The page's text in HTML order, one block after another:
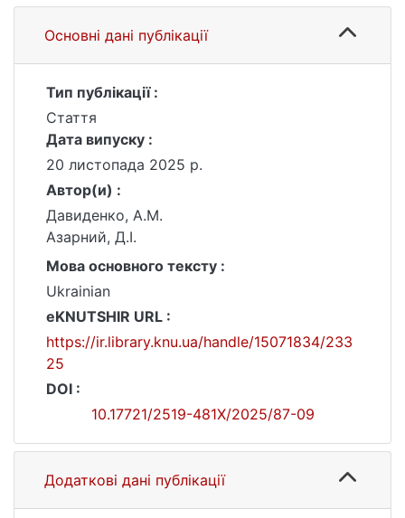
Основні дані публікації
Тип публікації :
Стаття
Дата випуску :
20 листопада 2025 р.
Автор(и) :
Давиденко, А.М.
Азарний, Д.І.
Мова основного тексту :
Ukrainian
eKNUTSHIR URL :
https://ir.library.knu.ua/handle/15071834/233
25
DOI :
10.17721/2519-481X/2025/87-09
Додаткові дані публікації